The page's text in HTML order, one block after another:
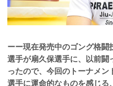
ーー現在発売中のゴング格
選手が扇久保選手に、以前闘
ったので、今回のトーナメ
選手に運命的なものを感じる